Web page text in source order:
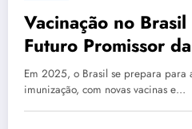
Vacinação no
Futuro Promissor
Luta Contra a
Em 2025, o Brasil se prepara para
imunização, com novas vacinas e…